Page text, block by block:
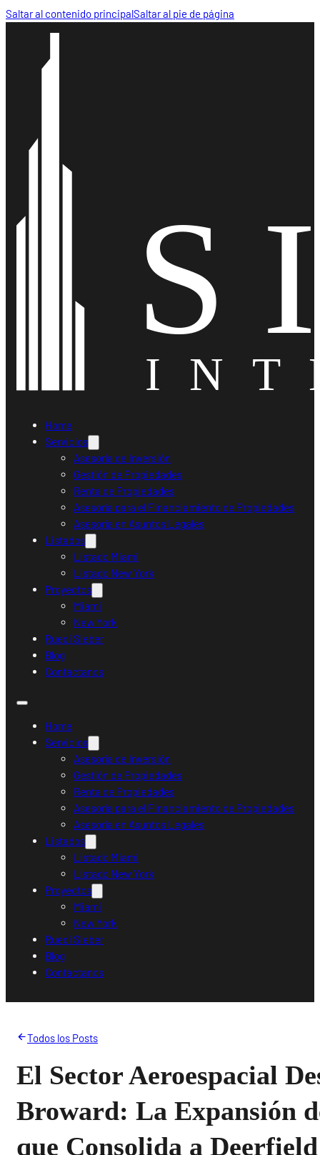
Saltar al contenido principalSaltar al pie de página
Home
Servicios
Asesoría de Inversión
Gestión de Propiedades
Renta de Propiedades
Asesoría para el Financiamiento de Propiedades
Asesoría en Asuntos Legales
Listados
Listado Miami
Listado New York
Proyectos
Miami
New York
Ruedi Sieber
Blog
Contáctanos
Home
Servicios
Asesoría de Inversión
Gestión de Propiedades
Renta de Propiedades
Asesoría para el Financiamiento de Propiedades
Asesoría en Asuntos Legales
Listados
Listado Miami
Listado New York
Proyectos
Miami
New York
Ruedi Sieber
Blog
Contáctanos
Todos los Posts
El Sector Aeroespacial
Broward: La Expansión
que Consolida a